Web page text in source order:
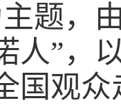
题，
人”，
国观